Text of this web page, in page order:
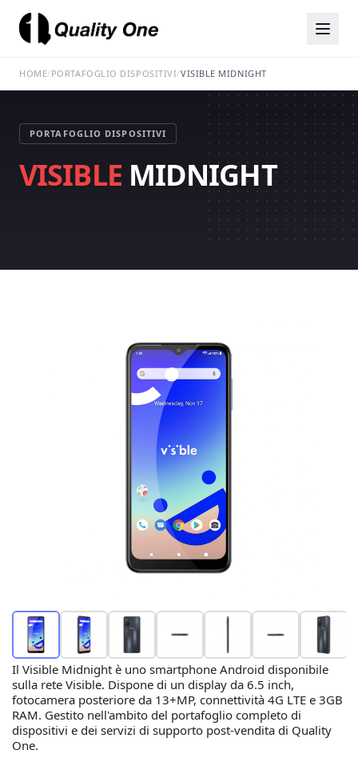
HOME/PORTAFOGLIO DISPOSITIVI/VISIBLE MIDNIGHT
PORTAFOGLIO DISPOSITIVI
VISIBLE MIDNIGHT
Il Visible Midnight è uno smartphone Android disponibile
sulla rete Visible. Dispone di un display da 6.5 inch,
fotocamera posteriore da 13+MP, connettività 4G LTE e 3GB
RAM. Gestito nell'ambito del portafoglio completo di
dispositivi e dei servizi di supporto post-vendita di Quality
One.